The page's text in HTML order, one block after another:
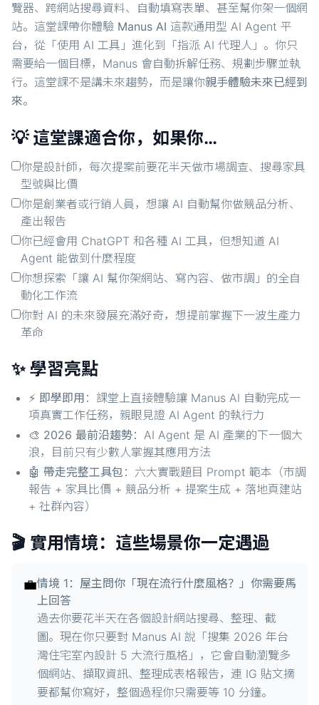
覽器、跨網站搜尋資料、自動填寫表單、甚至幫你架一個網
站。這堂課帶你體驗 Manus AI 這款通用型 AI Agent 平
台，從「使用 AI 工具」進化到「指派 AI 代理人」。你只
需要給一個目標，Manus 會自動拆解任務、規劃步驟並執
行。這堂課不是講未來趨勢，而是讓你親手體驗未來已經到
來。
💡 這堂課適合你，如果你…
你是設計師，每次提案前要花半天做市場調查、搜尋家具
型號與比價
你是創業者或行銷人員，想讓 AI 自動幫你做競品分析、
產出報告
你已經會用 ChatGPT 和各種 AI 工具，但想知道 AI
Agent 能做到什麼程度
你想探索「讓 AI 幫你架網站、寫內容、做市調」的全自
動化工作流
你對 AI 的未來發展充滿好奇，想提前掌握下一波生產力
革命
✨ 學習亮點
⚡ 即學即用 ：課堂上直接體驗讓 Manus AI 自動完成一
項真實工作任務，親眼見證 AI Agent 的執行力
🎨 2026 最前沿趨勢：AI Agent 是 AI 產業的下一個大
浪，目前只有少數人掌握其應用方法
🤖 帶走完整工具包 ：六大實戰題目 Prompt 範本（市調
報告 + 家具比價 + 競品分析 + 提案生成 + 落地頁建站
+ 社群內容）
🎬 實用情境：這些場景你一定遇過
💼情境 1：屋主問你「現在流行什麼風格？」你需要馬
上回答
過去你要花半天在各個設計網站搜尋、整理、截
圖。現在你只要對 Manus AI 說「搜集 2026 年台
灣住宅室內設計 5 大流行風格」，它會自動瀏覽多
個網站、擷取資訊、整理成表格報告，連 IG 貼文摘
要都幫你寫好，整個過程你只需要等 10 分鐘。